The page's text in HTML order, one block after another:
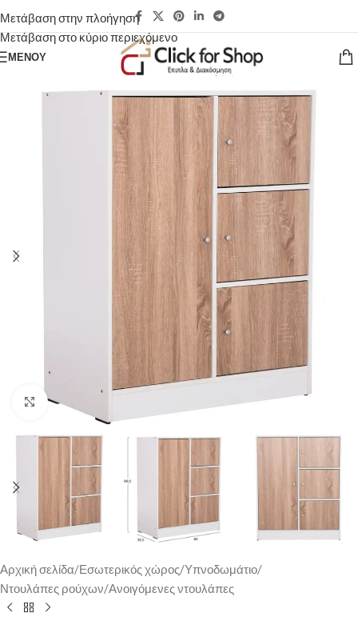
Μετάβαση στην πλοήγηση
Μετάβαση στο κύριο περιεχόμενο
ΜΕΝΟΎ
Κάντε κλικ για μεγέθυνση
Αρχική σελίδα/Εσωτερικός χώρος/Υπνοδωμάτιο/
Ντουλάπες ρούχων/Ανοιγόμενες ντουλάπες